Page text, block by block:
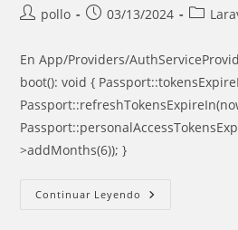
Autor
la
entrada:
pollo
Entrada
03/13/2024
entrada:
En App/Providers/
boot(): void {
>addMonths(6)); }
Continuar Leyendo Especificar